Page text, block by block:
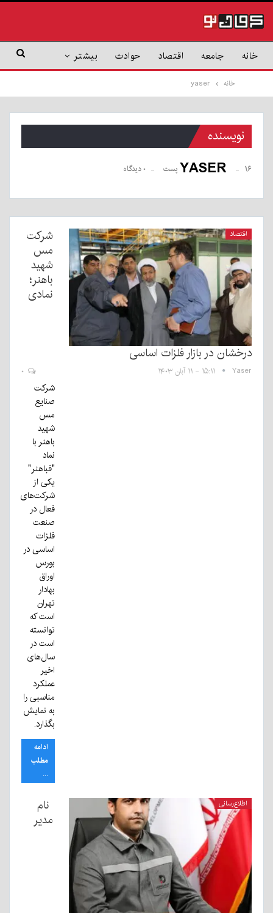
خانه جامعه اقتصاد حوادث بیشتر
خانه yaser
نویسنده
YASER ۱۶ پست ۰ دیدگاه
اقتصاد
شرکت
مس
شهید
باهنر؛
نمادی
درخشان در بازار فلزات اساسی
Yaser ۱۵:۱۱ - ۱۱ آبان ۱۴۰۳
شرکت
صنایع
مس
شهید
باهنر با
نماد
"فباهنر"
یکی از
شرکت‌های
فعال در
صنعت
فلزات
اساسی در
بورس
اوراق
بهادار
تهران
است که
توانسته
است در
سال‌های
اخیر
عملکرد
مناسبی را
به نمایش
بگذارد.
ادامه
مطلب
...
اطلاع‌رسانی
نام
مدیر